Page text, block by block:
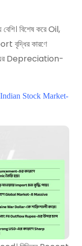
বিশেষ করে Oil,
কারণে
Depreciation-
Stock Market-